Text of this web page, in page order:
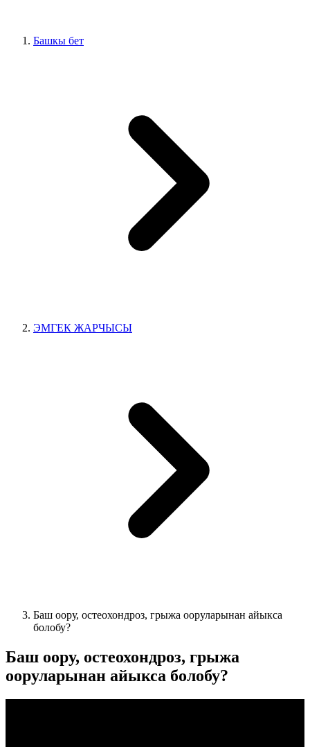
Башкы бет
ЭМГЕК ЖАРЧЫСЫ
Баш оору, остеохондроз, грыжа ооруларынан айыкса
болобу?
Баш оору, остеохондроз, грыжа
ооруларынан айыкса болобу?